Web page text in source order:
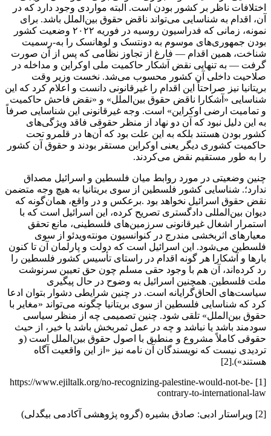
اختلافات ناظر بر کشور بودن است. البته مواردی وجود دارد که در
آن، اقدام به شناسایی می‌تواند ناقض حقوق بین‌الملل باشد. برای
نمونه، زمانی که فدراسیون روسیه در فوریه ۲۰۲۲ وضعیت کشور
بودن جمهوری‌های موسوم به دونتسک و لوهانسک را به-رسمیت
شناخت، همین اقدام — فارغ از تجاوز نظامی که پس از آن صورت
گرفت — به‌ تنهایی نقض آشکار حاکمیت ملی اوکراین و مداخله در
صلاحیت داخلی آن کشور محسوب می‌شد. نخست ‌وزیر وقت
بریتانیا نیز صراحتاً این اقدام را غیرقانونی دانست و اعلام کرد که این
شناسایی «آشکارا ناقض حقوق بین‌الملل» و «نقض فاحش حاکمیت
و تمامیت ارضی اوکراین» است. وجه غیرقانونی این شناسایی صرفاً
به این دلیل نبود که آن دو نهاد از منظر حقوقی فاقد ویژگی‌های
کشور بودن هستند بلکه به این علت بود که آن‌ها در قلمرو تحت
حاکمیت کشوری دیگر یعنی اوکراین مستقر بودند و حقوق آن کشور
را به‌ طور مستقیم نقض می‌کردند.
چنین وضعیتی در مورد روابط میان فلسطین و اسرائیل مصداق
ندارد؛. شناسایی کشور فلسطین از سوی بریتانیا به هیچ ‌وجه متضمن
نقض حقوق اسرائیل نخواهد بود .برعکس و در واقع، همان‌گونه که
دیوان بین‌المللی دادگستری تصریح کرده، این اسرائیل است که با
استمرار اشغال غیرقانونی سرزمین‌های فلسطینی، مانع تحقق
معیارهای اثربخشی مندرج در کنوانسیون مونته‌ویدئو از سوی
فلسطین می‌شود. این اسرائیل است که دولت و پارلمان آن تا کنون
بارها و آشکارا هر گونه اقدام در راستای تأسیس کشور فلسطین را
رد کرده‌اند، آن هم با وجود حقی مسلم چون حق تعیین سرنوشت
ملت فلسطین. همچنین اسرائیل به ‌وضوح در حال پیگیری
سیاست‌های الحاق‌گرایانه است. در چنین شرایطی دشوار بتوان ادعا
کرد که شناسایی فلسطین از سوی بریتانیا چگونه می‌تواند «مغایر با
حقوق بین‌الملل» تلقی شود. چنین تصمیمی چه از منظر سیاسی
سودمند باشد یا نباشد و چه در عمل ثمربخش باشد یا خیر، از حیث
حقوقی کاملاً مشروع و منطبق با اصول حقوق بین‌الملل است (و
تردیدی نیست که نویسندگان آن نامه نیز «از این واقعیت آگاه‌
هستند»).[2]
[1] https://www.ejiltalk.org/no-recognizing-palestine-would-not-be-
contrary-to-international-law
[2] ویراستار ادبی: صادق بشیره (گروه پژوهشی آکادمی بیگدلی)